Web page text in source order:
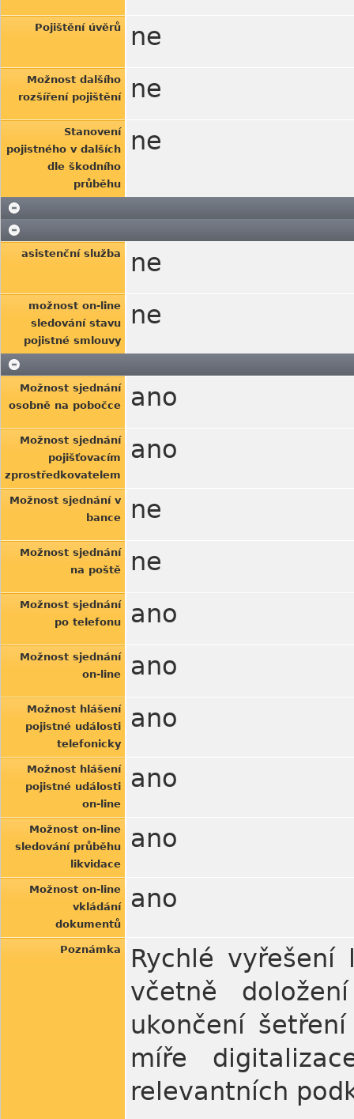
Pojištění úvěrů ne
Možnost dalšího
rozšíření pojištění
ne
Stanovení
pojistného v dalších
dle škodního
průběhu
ne
asistenční služba ne
možnost on-line
sledování stavu
pojistné smlouvy
ne
Možnost sjednání
osobně na pobočce
ano
Možnost sjednání
pojišťovacím
zprostředkovatelem
ano
Možnost sjednání v
bance
ne
Možnost sjednání
na poště
ne
Možnost sjednání
po telefonu
ano
Možnost sjednání
on-line
ano
Možnost hlášení
pojistné události
telefonicky
ano
Možnost hlášení
pojistné události
on-line
ano
Možnost on-line
sledování průběhu
likvidace
ano
Možnost on-line
vkládání
dokumentů
ano
Poznámka
Rychlé
včetně
ukončení
míře
relevantních